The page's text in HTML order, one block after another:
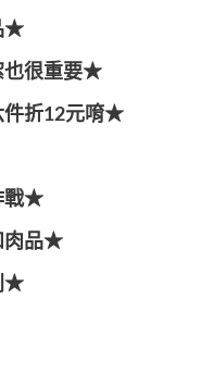
★
也很重要★
折12元唷★
戰★
肉品★
★